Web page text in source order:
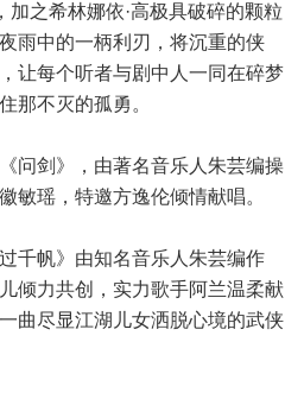
加之希林娜依·高极具破碎的颗粒
雨中的一柄利刃，将沉重的侠
让每个听者与剧中人一同在碎梦
那不灭的孤勇。
问剑》，由著名音乐人朱芸编操
敏瑶，特邀方逸伦倾情献唱。
千帆》由知名音乐人朱芸编作
倾力共创，实力歌手阿兰温柔献
曲尽显江湖儿女洒脱心境的武侠